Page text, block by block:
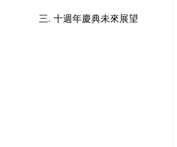
三. 十週年慶典未來展望